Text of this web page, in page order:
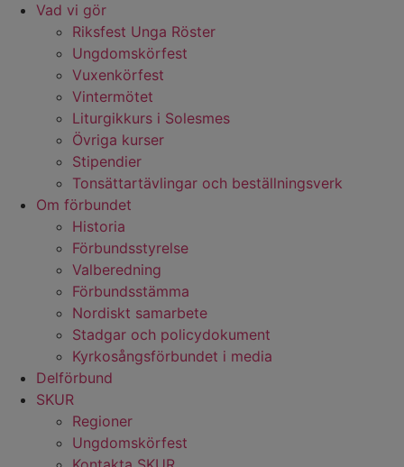
Vad vi gör
Riksfest Unga Röster
Ungdomskörfest
Vuxenkörfest
Vintermötet
Liturgikkurs i Solesmes
Övriga kurser
Stipendier
Tonsättartävlingar och beställningsverk
Om förbundet
Historia
Förbundsstyrelse
Valberedning
Förbundsstämma
Nordiskt samarbete
Stadgar och policydokument
Kyrkosångsförbundet i media
Delförbund
SKUR
Regioner
Ungdomskörfest